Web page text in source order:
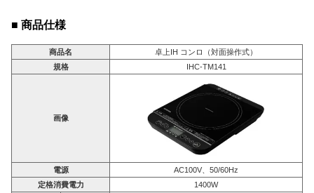
■ 商品仕様
商品名
卓上IH コンロ（対面操作式）
規格
IHC-TM141
画像
電源
AC100V、50/60Hz
定格消費電力
1400W